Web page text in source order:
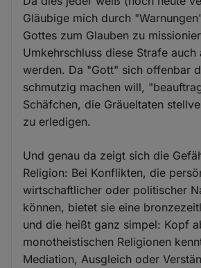
Gläubige mich durch
Gottes zum Glauben zu
Umkehrschluss diese Strafe auch
werden. Da "Gott" sich offenbar
schmutzig machen will,
Schäfchen, die Gräueltaten
zu erledigen.
Und genau da zeigt sich die
Religion: Bei Konflikten, die
wirtschaftlicher oder politischer
können, bietet sie eine
und die heißt ganz simpel: Kopf
monotheistischen Religionen
Mediation, Ausgleich oder